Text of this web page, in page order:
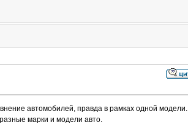
автомобилей, правда в рамках одной модели.
марки и модели авто.